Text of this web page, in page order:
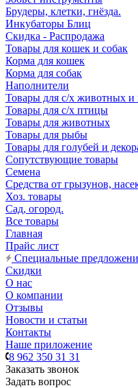
Брудеры, клетки, гнёзда.
Инкубаторы Блиц
Скидка - Распродажа
Товары для кошек и собак
Корма для кошек
Корма для собак
Наполнители
Товары для с/х животных и
Товары для с/х птицы
Товары для животных
Товары для рыбы
Товары для голубей и
Сопутствующие товары
Семена
Средства от грызунов,
Хоз. товары
Сад, огород.
Все товары
Главная
Прайс лист
Специальные
Скидки
О нас
О компании
Отзывы
Новости и статьи
Контакты
Наше приложение
8 962 350 31 31
Заказать звонок
Задать вопрос